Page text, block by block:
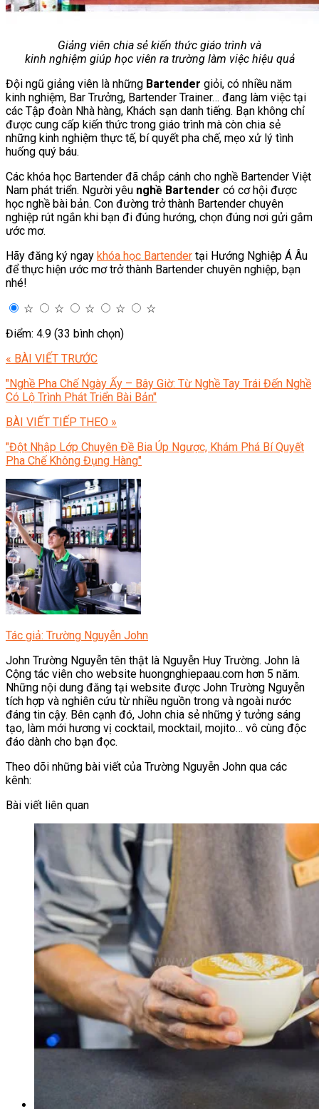
Giảng viên chia sẻ kiến thức giáo trình và
kinh nghiệm giúp học viên ra trường làm việc hiệu quả
Đội ngũ giảng viên là những Bartender giỏi, có nhiều năm
kinh nghiệm, Bar Trưởng, Bartender Trainer… đang làm việc tại
các Tập đoàn Nhà hàng, Khách sạn danh tiếng. Bạn không chỉ
được cung cấp kiến thức trong giáo trình mà còn chia sẻ
những kinh nghiệm thực tế, bí quyết pha chế, mẹo xử lý tình
huống quý báu.
Các khóa học Bartender đã chắp cánh cho nghề Bartender Việt
Nam phát triển. Người yêu nghề Bartender có cơ hội được
học nghề bài bản. Con đường trở thành Bartender chuyên
nghiệp rút ngắn khi bạn đi đúng hướng, chọn đúng nơi gửi gắm
ước mơ.
Hãy đăng ký ngay khóa học Bartender tại Hướng Nghiệp Á Âu
để thực hiện ước mơ trở thành Bartender chuyên nghiệp, bạn
nhé!
☆
☆ ☆ ☆
☆
Điểm: 4.9 (33 bình chọn)
« BÀI VIẾT TRƯỚC
"Nghề Pha Chế Ngày Ấy – Bây Giờ: Từ Nghề Tay Trái Đến Nghề
Có Lộ Trình Phát Triển Bài Bản"
BÀI VIẾT TIẾP THEO »
"Đột Nhập Lớp Chuyên Đề Bia Úp Ngược, Khám Phá Bí Quyết
Pha Chế Không Đụng Hàng"
Tác giả: Trường Nguyễn John
John Trường Nguyễn tên thật là Nguyễn Huy Trường. John là
Cộng tác viên cho website huongnghiepaau.com hơn 5 năm.
Những nội dung đăng tại website được John Trường Nguyễn
tích hợp và nghiên cứu từ nhiều nguồn trong và ngoài nước
đáng tin cậy. Bên cạnh đó, John chia sẻ những ý tưởng sáng
tạo, làm mới hương vị cocktail, mocktail, mojito… vô cùng độc
đáo dành cho bạn đọc.
Theo dõi những bài viết của Trường Nguyễn John qua các
kênh:
Bài viết liên quan